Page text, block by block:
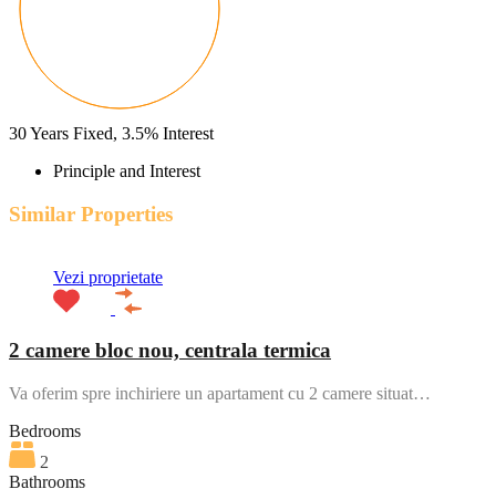
30Years Fixed, 3.5% Interest
Principle and Interest
Similar Properties
Vezi proprietate
2 camere bloc nou, centrala termica
Va oferim spre inchiriere un apartament cu 2 camere situat…
Bedrooms
2
Bathrooms